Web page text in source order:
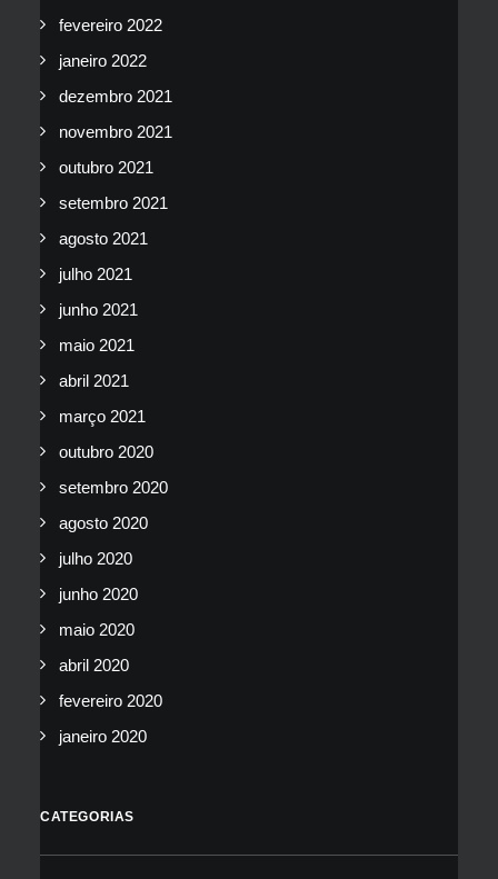
fevereiro 2022
janeiro 2022
dezembro 2021
novembro 2021
outubro 2021
setembro 2021
agosto 2021
julho 2021
junho 2021
maio 2021
abril 2021
março 2021
outubro 2020
setembro 2020
agosto 2020
julho 2020
junho 2020
maio 2020
abril 2020
fevereiro 2020
janeiro 2020
CATEGORIAS